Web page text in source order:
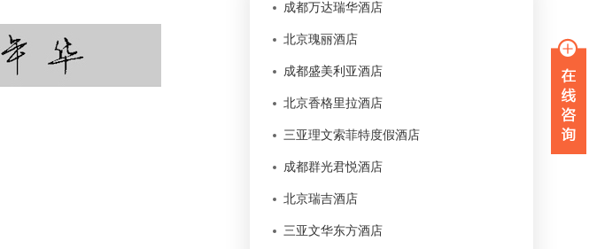
成都万达瑞华酒店
北京瑰丽酒店
成都盛美利亚酒店
北京香格里拉酒店
三亚理文索菲特度假酒店
成都群光君悦酒店
北京瑞吉酒店
三亚文华东方酒店